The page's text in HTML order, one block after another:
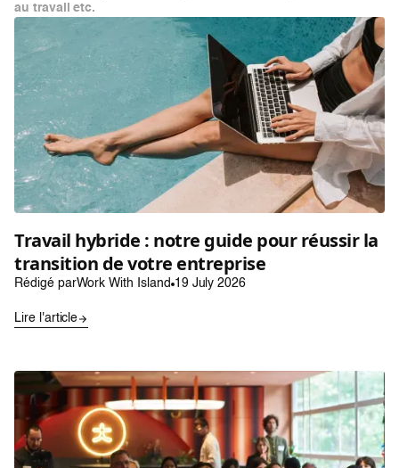
au travail etc.
Travail hybride : notre guide pour réussir la
transition de votre entreprise
Rédigé parWork With Island 19 July 2026
Lire l'article